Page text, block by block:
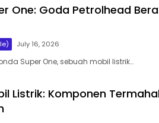
One: Goda Petrolhead
July 16, 2026
Super One, sebuah mobil listrik…
Listrik: Komponen